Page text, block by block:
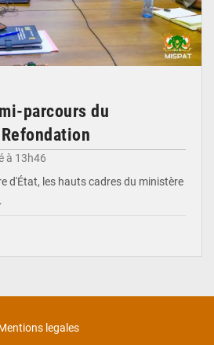
parcours du
à 13h46
d'État, les hauts cadres du ministère
legales